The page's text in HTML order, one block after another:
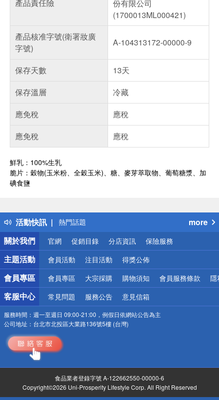
產品責任險
份有限公司
(1700013ML000421)
產品核准字號(衛署妝廣
字號)
A-104313172-00000-9
保存天數
13天
保存溫層
冷藏
應免稅
應稅
應免稅
應稅
鮮乳：100%生乳
脆片：穀物(玉米粉、全穀玉米)、糖、麥芽萃取物、葡萄糖漿、加
碘食鹽
活動快訊
得獎公告
熱門話題
銀行優惠
偏遠地區配送
詐騙網頁！請小心！
more
關於我們
官網 促銷目錄 分店資訊 保險服務
主題活動 會員活動 注目活動 得獎公佈
會員專區 會員專區 大宗採購 購物須知 會員服務條款 隱
客服中心 常見問題 服務公告 意見信箱
服務時間： 週一至週日 09:00-21:00，例假日依網站公告為主
公司地址： 台北市北投區大業路136號5樓 (台灣)
食品業者登錄字號 A-122662550-00000-6
Copyright©2026 Uni-Prosperity Lifestyle Corp. All Right Reserved